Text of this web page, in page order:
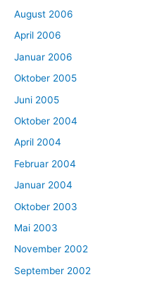
August 2006
April 2006
Januar 2006
Oktober 2005
Juni 2005
Oktober 2004
April 2004
Februar 2004
Januar 2004
Oktober 2003
Mai 2003
November 2002
September 2002